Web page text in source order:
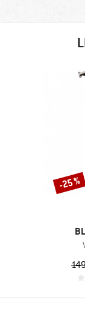
Remise
-25 %